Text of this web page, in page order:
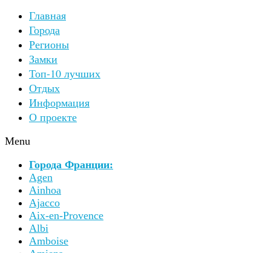
Главная
Города
Регионы
Замки
Топ-10 лучших
Отдых
Информация
О проекте
Menu
Города Франции:
Agen
Ainhoa
Ajacco
Aix-en-Provence
Albi
Amboise